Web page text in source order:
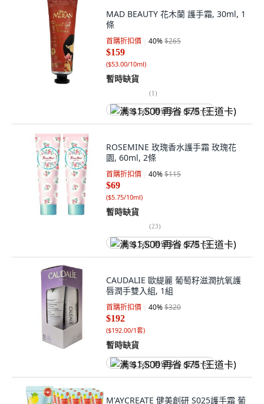
MAD BEAUTY 花木蘭 護手霜, 30ml, 1
條
首購折扣價 40%$265
$159
($53.00/10ml)
暫時缺貨
(1)
满 $1,500 再省 $75 (王道卡)
ROSEMINE 玫瑰香水護手霜 玫瑰花
園, 60ml, 2條
首購折扣價 40%$115
$69
($5.75/10ml)
暫時缺貨
(23)
满 $1,500 再省 $75 (王道卡)
CAUDALIE 歐緹麗 葡萄籽滋潤抗氧護
唇潤手雙入組, 1組
首購折扣價 40%$320
$192
($192.00/1套)
暫時缺貨
满 $1,500 再省 $75 (王道卡)
M'AYCREATE 健美創研 S025護手霜 葡